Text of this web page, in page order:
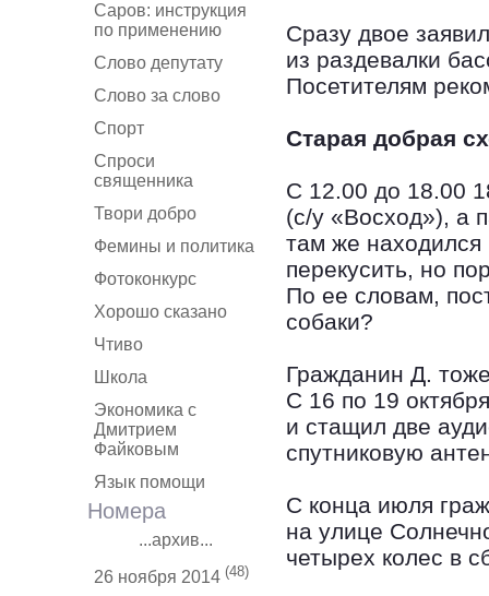
Саров: инструкция
по применению
Слово депутату
Слово за слово
Спорт
Спроси
священника
Твори добро
Фемины и политика
Фотоконкурс
Хорошо сказано
Чтиво
Школа
Экономика с
Дмитрием
Файковым
Язык помощи
Номера
...архив...
26 ноября 2014 (48)
Сразу двое
из раздевалки
Посетителям
Старая добрая
С 12.00 до 18.00
(с/у «Восход»), а
там же
перекусить, но
По ее словам,
собаки?
Гражданин Д.
С 16 по 19
и стащил две
спутниковую
С конца июля
на улице
четырех колес в